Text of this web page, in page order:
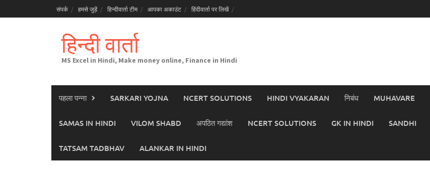
to
संपर्क हमसे जुड़ें हिन्दीवार्ता टीम आपका अकाउंट हिंदीवार्ता पर लिखें
हिन्दी वार्ता
MS Excel in Hindi, Make money online, Finance in Hindi
पहला पन्ना SARKARI YOJNA NCERT SOLUTIONS HINDI VYAKARAN निबंध MUHAVARE
SAMAS IN HINDI VILOM SHABD अपठित गद्यांश NCERT SOLUTIONS GK IN HINDI SANDHI
TATSAM TADBHAV ALANKAR IN HINDI